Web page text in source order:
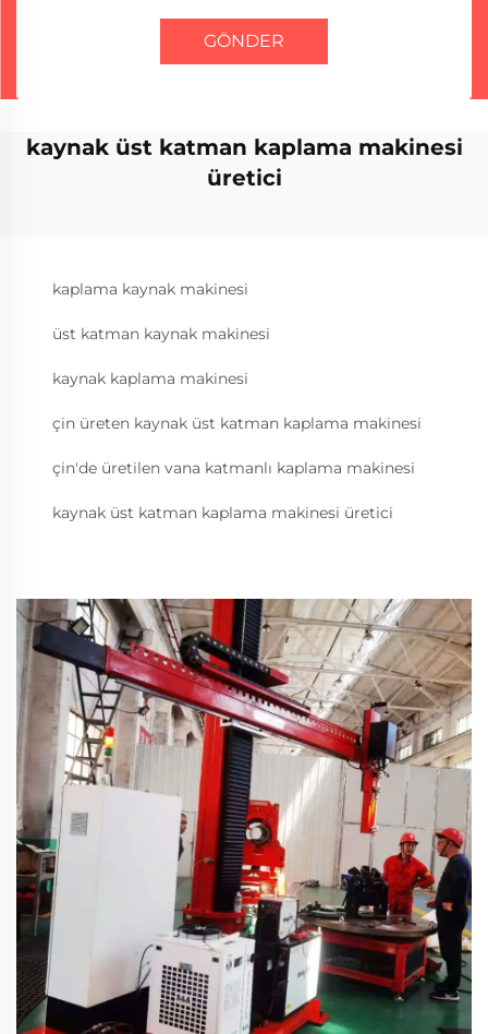
GÖNDER
kaynak üst katman kaplama makinesi
üretici
kaplama kaynak makinesi
üst katman kaynak makinesi
kaynak kaplama makinesi
çin üreten kaynak üst katman kaplama makinesi
çin'de üretilen vana katmanlı kaplama makinesi
kaynak üst katman kaplama makinesi üretici